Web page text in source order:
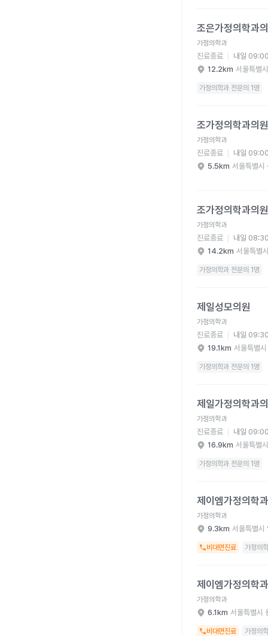
조은가정의학과
가정의학과
진료종료
내일
12.2km 서울특별
가정의학과 전문의 1명
조가정의학과의원
가정의학과
진료종료
내일
5.5km 서울특별시
조가정의학과의원
가정의학과
진료종료
내일
14.2km 서울특별
가정의학과 전문의 1명
제일성모의원
가정의학과
진료종료
내일
19.1km 서울특별
가정의학과 전문의 1명
제일가정의학과
가정의학과
진료종료
내일
16.9km 서울특별
가정의학과 전문의 1명
제이엠가정의학
가정의학과
9.3km 서울특별시
비대면진료 가정의
제이엠가정의학
가정의학과
6.1km 서울특별시
비대면진료 가정의